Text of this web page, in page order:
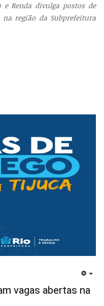
Renda divulga postos de
na região da Subprefeitura
vagas abertas na